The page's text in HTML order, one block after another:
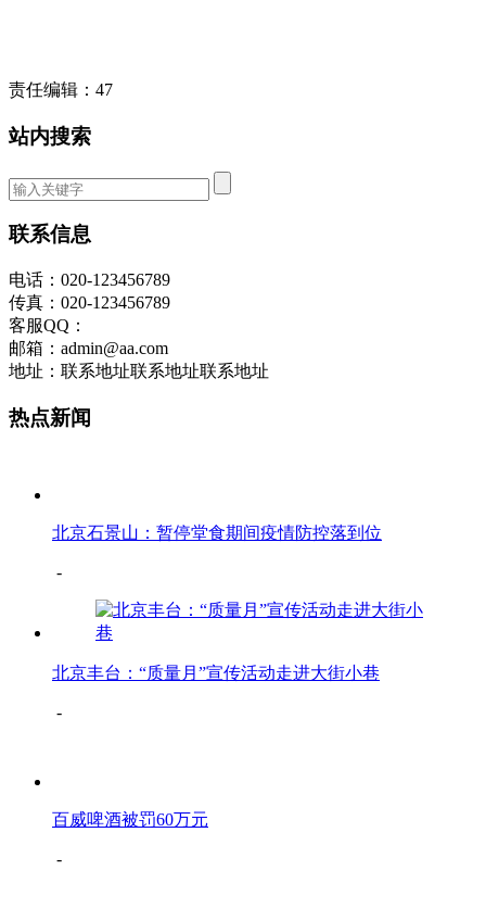
责任编辑：47
站内搜索
联系信息
电话：020-123456789
传真：020-123456789
客服QQ：
邮箱：admin@aa.com
地址：联系地址联系地址联系地址
热点新闻
北京石景山：暂停堂食期间疫情防控落到位
-
北京丰台：“质量月”宣传活动走进大街小巷
-
百威啤酒被罚60万元
-